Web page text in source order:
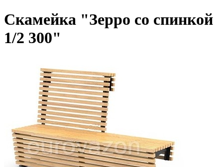
Скамейка "Зерро со спинкой
1/2 300"